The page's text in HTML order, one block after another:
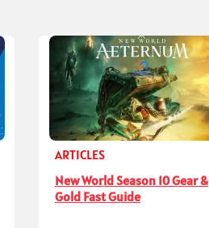
ARTICLES
New World Season 10 Gear &
Gold Fast Guide